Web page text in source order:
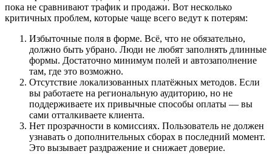
пока не сравнивают трафик и продажи. Вот несколько
критичных проблем, которые чаще всего ведут к потерям:
Избыточные поля в форме. Всё, что не обязательно,
должно быть убрано. Люди не любят заполнять длинные
формы. Достаточно минимум полей и автозаполнение
там, где это возможно.
Отсутствие локализованных платёжных методов. Если
вы работаете на региональную аудиторию, но не
поддерживаете их привычные способы оплаты — вы
сами отталкиваете клиента.
Нет прозрачности в комиссиях. Пользователь не должен
узнавать о дополнительных сборах в последний момент.
Это вызывает раздражение и снижает доверие.